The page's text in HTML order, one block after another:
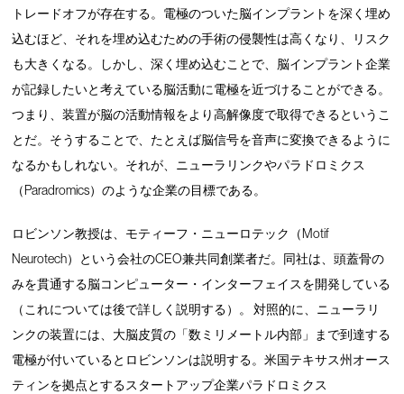
トレードオフが存在する。電極のついた脳インプラントを深く埋め
込むほど、それを埋め込むための手術の侵襲性は高くなり、リスク
も大きくなる。しかし、深く埋め込むことで、脳インプラント企業
が記録したいと考えている脳活動に電極を近づけることができる。
つまり、装置が脳の活動情報をより高解像度で取得できるというこ
とだ。そうすることで、たとえば脳信号を音声に変換できるように
なるかもしれない。それが、ニューラリンクやパラドロミクス
（Paradromics）のような企業の目標である。
ロビンソン教授は、モティーフ・ニューロテック（Motif
Neurotech）という会社のCEO兼共同創業者だ。同社は、頭蓋骨の
みを貫通する脳コンピューター・インターフェイスを開発している
（これについては後で詳しく説明する）。 対照的に、ニューラリ
ンクの装置には、大脳皮質の「数ミリメートル内部」まで到達する
電極が付いているとロビンソンは説明する。米国テキサス州オース
ティンを拠点とするスタートアップ企業パラドロミクス